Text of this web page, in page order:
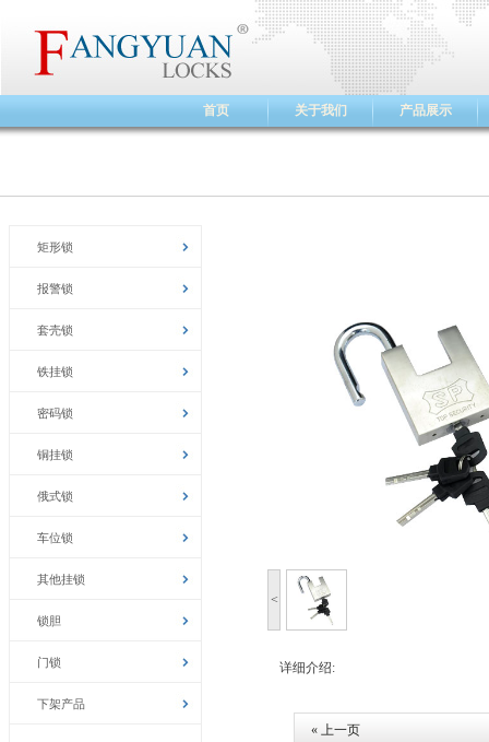
首页 关于我们 产品展示
矩形锁
报警锁
套壳锁
铁挂锁
密码锁
铜挂锁
俄式锁
车位锁
其他挂锁
锁胆
门锁
下架产品
<
详细介绍:
« 上一页